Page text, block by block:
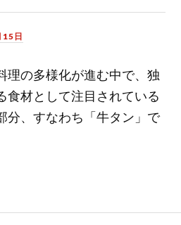
日
理の多様化が進む中で、独
食材として注目されている
分、すなわち「牛タン」で